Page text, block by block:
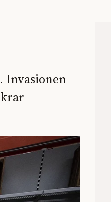
Invasionen